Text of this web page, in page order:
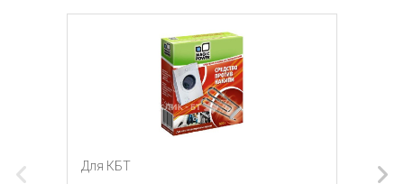
Для КБТ
Для КБТ